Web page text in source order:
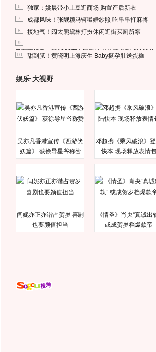
6 独家：姚晨带小土豆逛商场 购置产后新衣
7 成都风味！张靓颖冯轲曝婚纱照 吃串串打麻将
8 接地气！阔太熊黛林打扮休闲逛街买厕所泵
9
马蓉离婚后，砸1000万人民币给媒体要求删掉这照片
10 甜到腻！黄晓明上海庆生 Baby挺孕肚送蛋糕
娱乐·大视野
吴亦凡香港宣传《西游伏
妖篇》 获徐导星爷称赞
邓超携《乘风破浪》
快本 现场释放表情包
闫妮亦正亦谐占贺岁 喜剧
也要颜值担当
《情圣》肖央“真诚出
或成贺岁档爆款帝